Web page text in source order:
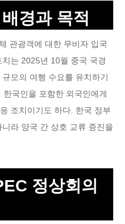
경과 목적
관광객에 대한 무비자 입국
는 2025년 10월 중국 국경
모의 여행 수요를 유치하기
국인을 포함한 외국인에게
조치이기도 하다. 한국 정부
라 양국 간 상호 교류 증진을
정상회의